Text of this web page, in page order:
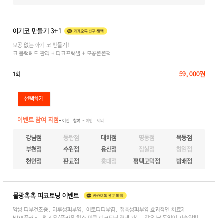
아기코 만들기 3+1
모공 없는 아기 코 만들기!
코 블랙헤드 관리 + 피코프락셀 + 모공쫀쫀팩
1회 59,000원
이벤트 참여 지점● 이벤트 참여 ● 이벤트 제외
강남점 동탄점 대치점 명동점
목동점
부천점
수원점 용산점 잠실점
창원점
천안점
판교점 홍대점 평택고덕점 방배점
물광촉촉 피코토닝 이벤트
악성 피부건조증, 지루성피부염, 아토피피부염, 접촉성피부염 효과적인 치료제